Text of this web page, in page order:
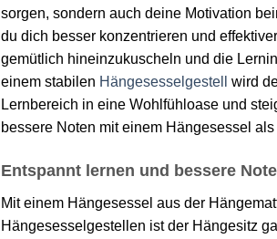
sorgen, sondern auch deine Motivation
du dich besser konzentrieren und
gemütlich hineinzukuscheln und die
einem stabilen Hängesesselgestell
wird
Lernbereich in eine Wohlfühloase und
bessere Noten mit einem Hängesessel
Entspannt lernen und bessere
Mit einem Hängesessel aus der
Hängesesselgestellen ist der Hängesitz